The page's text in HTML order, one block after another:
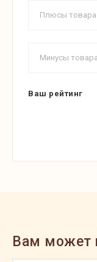
Ваш рейтинг
Вам может